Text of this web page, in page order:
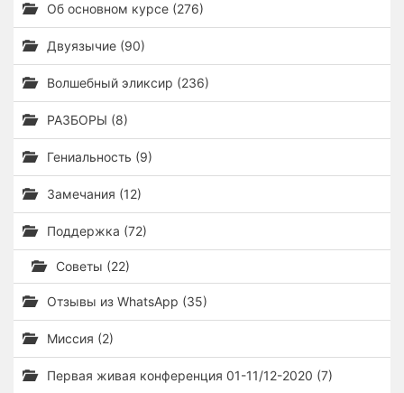
Об основном курсе (276)
Двуязычие (90)
Волшебный эликсир (236)
РАЗБОРЫ (8)
Гениальность (9)
Замечания (12)
Поддержка (72)
Советы (22)
Отзывы из WhatsApp (35)
Миссия (2)
Первая живая конференция 01-11/12-2020 (7)